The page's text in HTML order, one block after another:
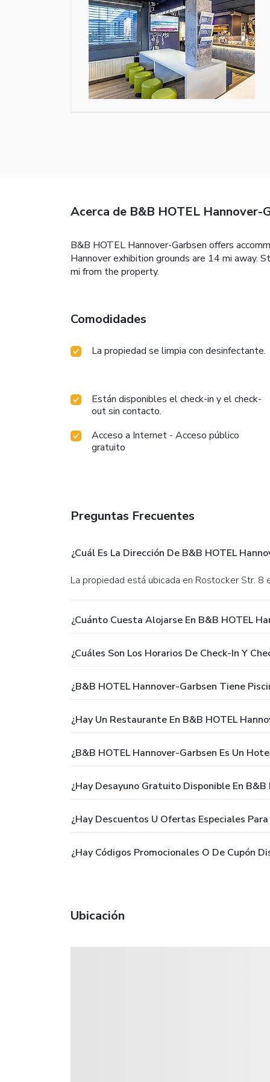
Acerca de B&B HOTEL Hannover-
B&B HOTEL Hannover-Garbsen offers
Hannover exhibition grounds are 14 mi away.
mi from the property.
Comodidades
La propiedad se limpia con desinfectante.
Están disponibles el check-in y el check-
out sin contacto.
Acceso a Internet - Acceso público
gratuito
Preguntas Frecuentes
¿Cuál Es La Dirección De B&B HOTEL
La propiedad está ubicada en Rostocker Str. 8
¿Cuánto Cuesta Alojarse En B&B HOTEL
¿Cuáles Son Los Horarios De Check-In Y
¿B&B HOTEL Hannover-Garbsen Tiene
¿Hay Un Restaurante En B&B HOTEL
¿B&B HOTEL Hannover-Garbsen Es Un
¿Hay Desayuno Gratuito Disponible En B&B
¿Hay Descuentos U Ofertas Especiales
¿Hay Códigos Promocionales O De Cupón
Ubicación